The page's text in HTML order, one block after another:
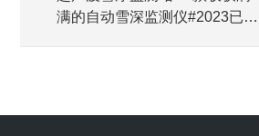
满的自动雪深监测仪#2023已更